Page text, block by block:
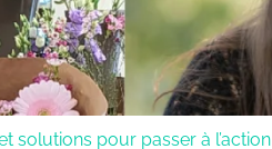
solutions pour passer à l’action